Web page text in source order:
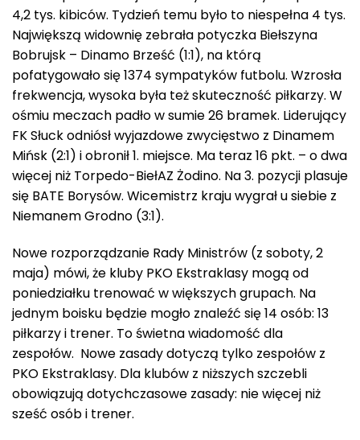
4,2 tys. kibiców. Tydzień temu było to niespełna 4 tys.
Największą widownię zebrała potyczka Biełszyna
Bobrujsk – Dinamo Brześć (1:1), na którą
pofatygowało się 1374 sympatyków futbolu. Wzrosła
frekwencja, wysoka była też skuteczność piłkarzy. W
ośmiu meczach padło w sumie 26 bramek. Liderujący
FK Słuck odniósł wyjazdowe zwycięstwo z Dinamem
Mińsk (2:1) i obronił 1. miejsce. Ma teraz 16 pkt. – o dwa
więcej niż Torpedo-BiełAZ Żodino. Na 3. pozycji plasuje
się BATE Borysów. Wicemistrz kraju wygrał u siebie z
Niemanem Grodno (3:1).
Nowe rozporządzanie Rady Ministrów (z soboty, 2
maja) mówi, że kluby PKO Ekstraklasy mogą od
poniedziałku trenować w większych grupach. Na
jednym boisku będzie mogło znaleźć się 14 osób: 13
piłkarzy i trener. To świetna wiadomość dla
zespołów. Nowe zasady dotyczą tylko zespołów z
PKO Ekstraklasy. Dla klubów z niższych szczebli
obowiązują dotychczasowe zasady: nie więcej niż
sześć osób i trener.